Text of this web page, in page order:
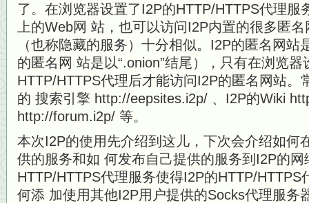
了。在浏览器设置了I2P的HTTP/HTTPS代理服
上的Web网 站，也可以访问I2P内置的很多匿
（也称隐藏的服务）十分相似。I2P的匿名网站
的匿名网 站是以“.onion”结尾），只有在浏览
HTTP/HTTPS代理后才能访问I2P的匿名网站。
的 搜索引擎 http://eepsites.i2p/ 、I2P的Wiki
http://forum.i2p/ 等。
本次I2P的使用先介绍到这儿，下次会介绍如何
供的服务和如 何发布自己提供的服务到I2P的
HTTP/HTTPS代理服务使得I2P的HTTP/
何添 加使用其他I2P用户提供的Socks代理服务